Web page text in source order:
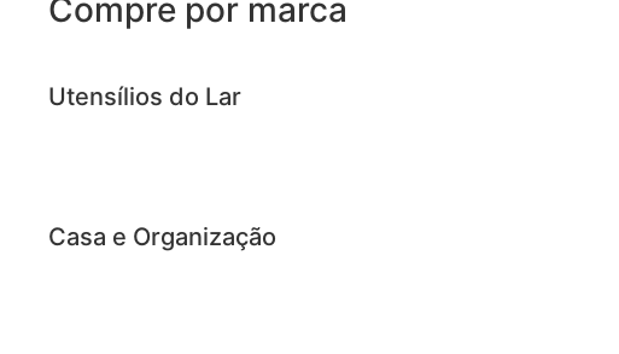
Compre por marca
Utensílios do Lar
Casa e Organização